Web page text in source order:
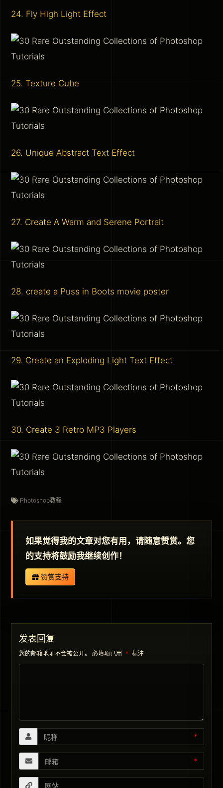
24. Fly High Light Effect
25. Texture Cube
26. Unique Abstract Text Effect
27. Create A Warm and Serene Portrait
28. create a Puss in Boots movie poster
29. Create an Exploding Light Text Effect
30. Create 3 Retro MP3 Players
Photoshop教程
如果觉得我的文章对您有用，请随意赞赏。您
的支持将鼓励我继续创作！
赞赏支持
发表回复
您的邮箱地址不会被公开。 必填项已用 * 标注
*
*